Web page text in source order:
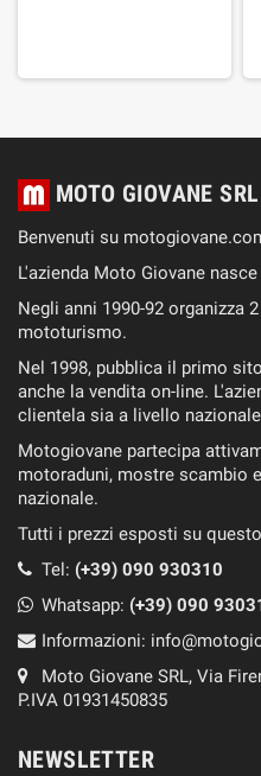
MOTO GIOVANE SRL
Benvenuti su
L'azienda Moto Giovane
Negli anni 1990-92 organizza
mototurismo.
Nel 1998, pubblica il primo
anche la vendita on-line.
clientela sia a livello
Motogiovane partecipa
motoraduni, mostre scambio
nazionale.
Tutti i prezzi esposti su
Tel: (+39) 090 930310
Whatsapp: (+39) 090
Informazioni:
Moto Giovane SRL, Via
P.IVA 01931450835
NEWSLETTER